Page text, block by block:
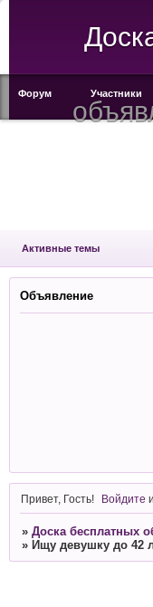
Форум Участники
Активные темы
Объявление
Привет, Гость! Войдите
» Доска бесплатных
» Ищу девушку до 42